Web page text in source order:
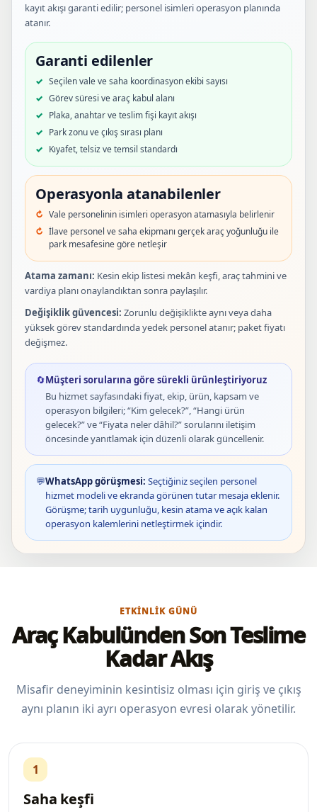
kayıt akışı garanti edilir; personel isimleri operasyon planında
atanır.
Garanti edilenler
Seçilen vale ve saha koordinasyon ekibi sayısı
Görev süresi ve araç kabul alanı
Plaka, anahtar ve teslim fişi kayıt akışı
Park zonu ve çıkış sırası planı
Kıyafet, telsiz ve temsil standardı
Operasyonla atanabilenler
Vale personelinin isimleri operasyon atamasıyla belirlenir
İlave personel ve saha ekipmanı gerçek araç yoğunluğu ile
park mesafesine göre netleşir
Atama zamanı: Kesin ekip listesi mekân keşfi, araç tahmini ve
vardiya planı onaylandıktan sonra paylaşılır.
Değişiklik güvencesi: Zorunlu değişiklikte aynı veya daha
yüksek görev standardında yedek personel atanır; paket fiyatı
değişmez.
🔄Müşteri sorularına göre sürekli ürünleştiriyoruz
Bu hizmet sayfasındaki fiyat, ekip, ürün, kapsam ve
operasyon bilgileri; “Kim gelecek?”, “Hangi ürün
gelecek?” ve “Fiyata neler dâhil?” sorularını iletişim
öncesinde yanıtlamak için düzenli olarak güncellenir.
💬WhatsApp görüşmesi: Seçtiğiniz seçilen personel
hizmet modeli ve ekranda görünen tutar mesaja eklenir.
Görüşme; tarih uygunluğu, kesin atama ve açık kalan
operasyon kalemlerini netleştirmek içindir.
ETKINLIK GÜNÜ
Araç Kabulünden Son Teslime
Kadar Akış
Misafir deneyiminin kesintisiz olması için giriş ve çıkış
aynı planın iki ayrı operasyon evresi olarak yönetilir.
1
Saha keşfi